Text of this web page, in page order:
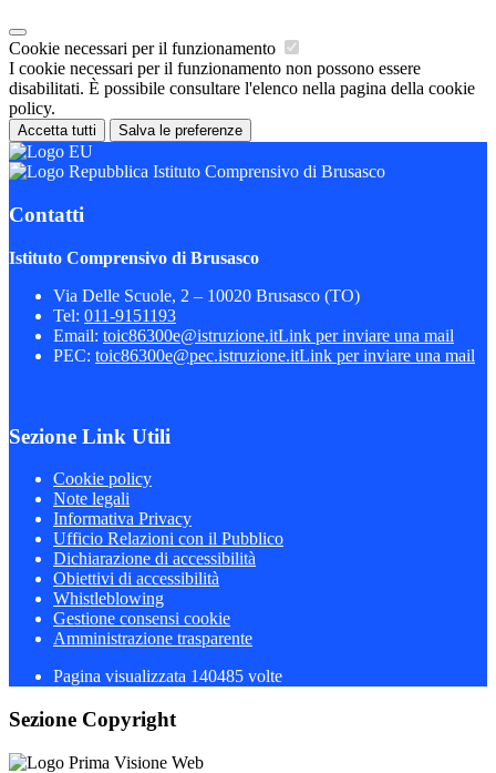
Cookie necessari per il funzionamento
I cookie necessari per il funzionamento non possono essere
disabilitati. È possibile consultare l'elenco nella pagina della cookie
policy.
Accetta tutti Salva le preferenze
Istituto Comprensivo di Brusasco
Contatti
Istituto Comprensivo di Brusasco
Via Delle Scuole, 2 – 10020 Brusasco (TO)
Tel: 011-9151193
Email: toic86300e@istruzione.itLink per inviare una mail
PEC: toic86300e@pec.istruzione.itLink per inviare una mail
Sezione Link Utili
Cookie policy
Note legali
Informativa Privacy
Ufficio Relazioni con il Pubblico
Dichiarazione di accessibilità
Obiettivi di accessibilità
Whistleblowing
Gestione consensi cookie
Amministrazione trasparente
Pagina visualizzata 140485 volte
Sezione Copyright